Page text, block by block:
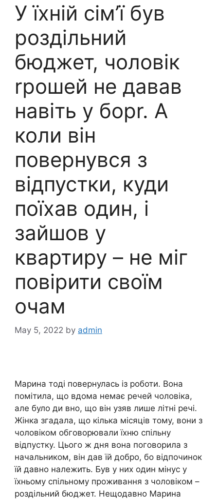
У їхній сім’ї був
роздільний
бюджет, чоловік
rрошей не давав
навіть у борr. А
коли він
повернувся з
відпустки, куди
поїхав один, і
зайшов у
квартиру – не міг
повірити своїм
очам
May 5, 2022 by admin
Марина тоді повернулась із роботи. Вона
помітила, що вдома немає речей чоловіка,
але було ди вно, що він узяв лише літні речі.
Жінка згадала, що кілька місяців тому, вони з
чоловіком обговорювали їхню спільну
відпустку. Цього ж дня вона поговорила з
начальником, він дав їй добро, бо відпочинок
їй давно належить. Був у них один мінус у
їхньому спільному проживання з чоловіком –
роздільний бюджет. Нещодавно Марина